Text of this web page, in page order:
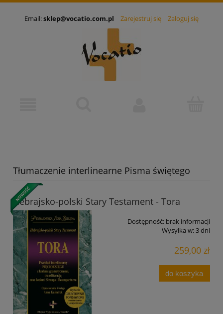
Email:sklep@vocatio.com.pl Zarejestruj się Zaloguj się
Tłumaczenie interlinearne Pisma świętego
Hebrajsko-polski Stary Testament - Tora
Dostępność: brak informacji
Wysyłka w:3 dni
259,00 zł
do koszyka